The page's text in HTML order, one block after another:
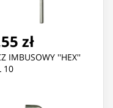
zł
IMBUSOWY ''HEX''
10